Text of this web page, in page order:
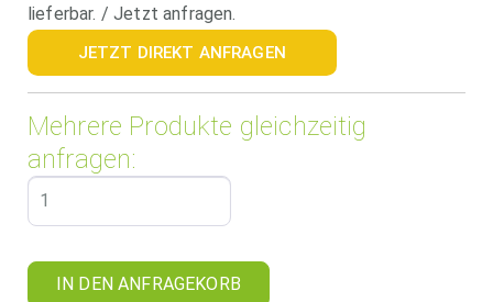
lieferbar. / Jetzt anfragen.
JETZT DIREKT ANFRAGEN
Mehrere Produkte gleichzeitig
anfragen:
IN DEN ANFRAGEKORB